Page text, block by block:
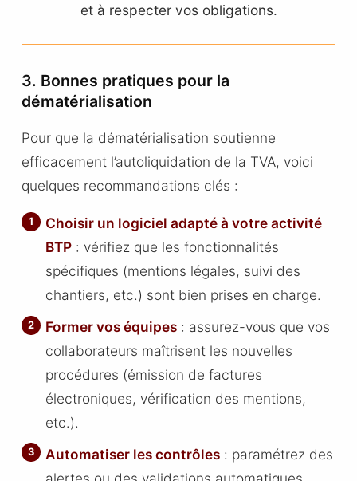
et à respecter vos obligations.
3. Bonnes pratiques pour la
dématérialisation
Pour que la dématérialisation soutienne
efficacement l’autoliquidation de la TVA, voici
quelques recommandations clés :
Choisir un logiciel adapté à votre activité
BTP : vérifiez que les fonctionnalités
spécifiques (mentions légales, suivi des
chantiers, etc.) sont bien prises en charge.
Former vos équipes : assurez-vous que vos
collaborateurs maîtrisent les nouvelles
procédures (émission de factures
électroniques, vérification des mentions,
etc.).
Automatiser les contrôles : paramétrez des